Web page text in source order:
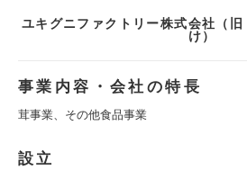
ユキグニファクトリー株式会社（
け）
事業内容・会社の特長
茸事業、その他食品事業
設立